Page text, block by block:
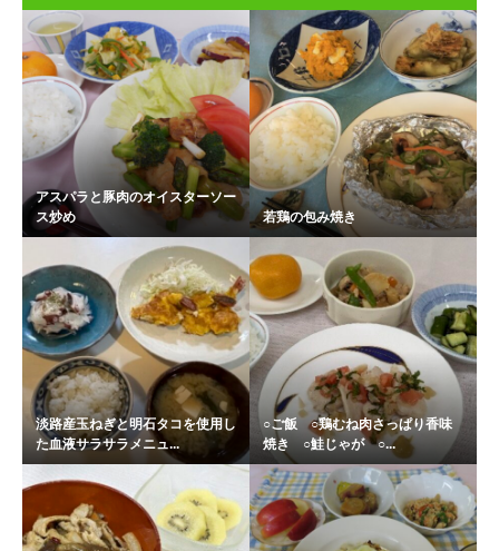
アスパラと豚肉のオイスターソー
ス炒め
若鶏の包み焼き
淡路産玉ねぎと明石タコを使用し
た血液サラサラメニュ...
○ご飯 ○鶏むね肉さっぱり香味
焼き ○鮭じゃが ○...